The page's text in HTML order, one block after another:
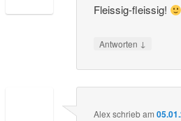
Fleissig-fleissig!
Antworten ↓
Alexschriebam